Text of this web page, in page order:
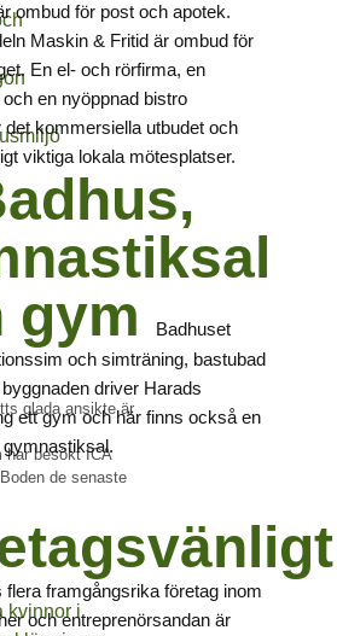
glada ansikte är
har besökt ICA
de senaste
ombud för post och apotek.
Maskin & Fritid är ombud för
En el- och rörfirma, en
en nyöppnad bistro
det kommersiella utbudet och
viktiga lokala mötesplatser.
gym
Badhuset
och simträning, bastubad
driver Harads
ett gym och här finns också en
flera framgångsrika företag inom
och entreprenörsandan är